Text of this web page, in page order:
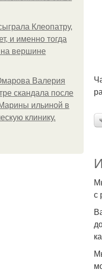
Клеопатру,
и именно тогда
вершине
Валерия
скандала после
ильиной в
клинику.
с